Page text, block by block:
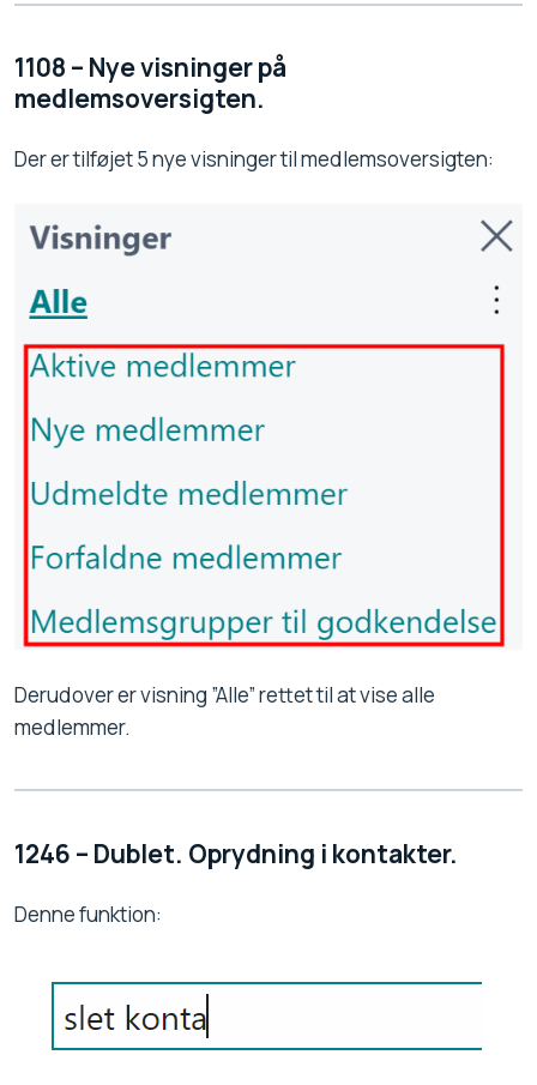
1108 – Nye visninger på
medlemsoversigten.
Der er tilføjet 5 nye visninger til medlemsoversigten:
Derudover er visning ”Alle” rettet til at vise alle
medlemmer.
1246 – Dublet. Oprydning i kontakter.
Denne funktion: